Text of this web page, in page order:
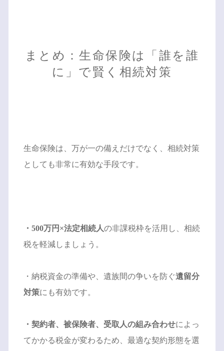
まとめ：生命保険は「誰を誰
に」で賢く相続対策
生命保険は、万が一の備えだけでなく、相続対策
としても非常に有効な手段です。
・500万円×法定相続人の非課税枠を活用し、相続
税を軽減しましょう。
・納税資金の準備や、遺族間の争いを防ぐ遺留分
対策にも有効です。
・契約者、被保険者、受取人の組み合わせによっ
てかかる税金が変わるため、最適な契約形態を選